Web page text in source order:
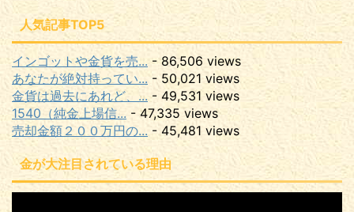
人気記事TOP5
インゴットや金貨を売... - 86,506 views
あなたが絶対持ってい... - 50,021 views
金貨は過去にあれど、... - 49,531 views
1540（純金上場信... - 47,335 views
売却金額２００万円の... - 45,481 views
金が大注目されている理由